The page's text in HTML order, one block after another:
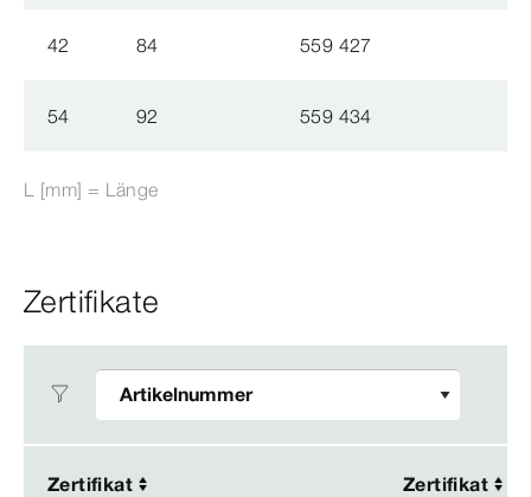
42 84 559 427
54 92 559 434
L [mm] = Länge
Zertifikate
Zertifikat Zertifikat
Zertifikat Zertifikat